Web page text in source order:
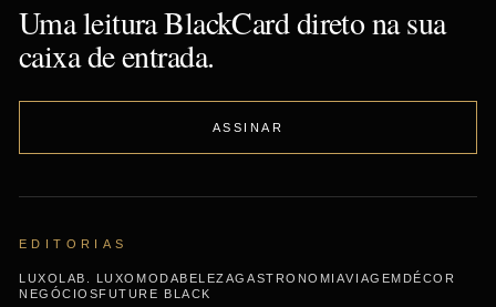
Uma leitura BlackCard direto na sua
caixa de entrada.
ASSINAR
EDITORIAS
LUXO LAB. LUXO MODA BELEZAGASTRONOMIAVIAGEM DÉCOR
NEGÓCIOS FUTURE BLACK